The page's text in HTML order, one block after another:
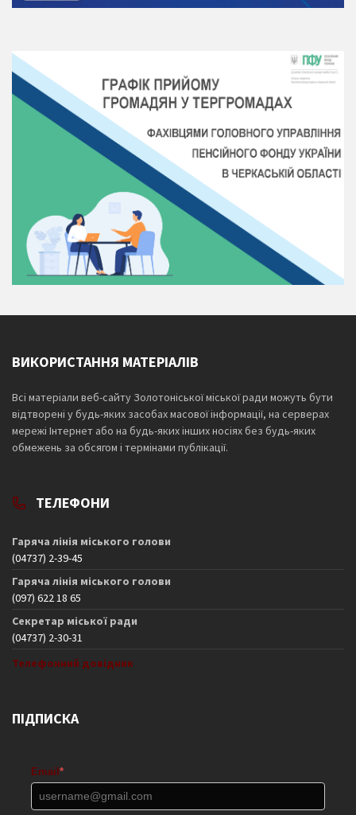
ВИКОРИСТАННЯ МАТЕРІАЛІВ
Всі матеріали веб-сайту Золотоніської міської ради можуть бути
відтворені у будь-яких засобах масової інформації, на серверах
мережі Інтернет або на будь-яких інших носіях без будь-яких
обмежень за обсягом і термінами публікації.
ТЕЛЕФОНИ
Гаряча лінія міського голови
(04737) 2-39-45
Гаряча лінія міського голови
(097) 622 18 65
Секретар міської ради
(04737) 2-30-31
Телефонний довідник
ПІДПИСКА
Email *